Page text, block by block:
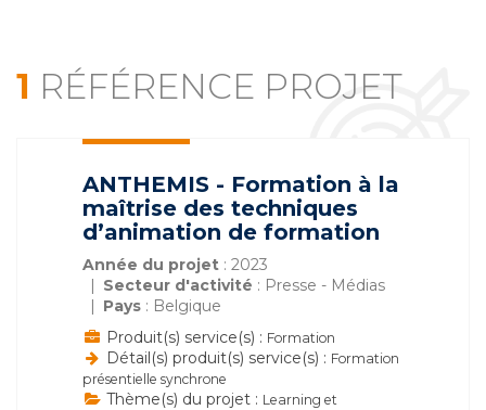
1 RÉFÉRENCE PROJET
ANTHEMIS - Formation à la
maîtrise des techniques
d’animation de formation
Année du projet : 2023
Secteur d'activité : Presse - Médias
Pays : Belgique
Produit(s) service(s) : Formation
Détail(s) produit(s) service(s) : Formation
présentielle synchrone
Thème(s) du projet : Learning et